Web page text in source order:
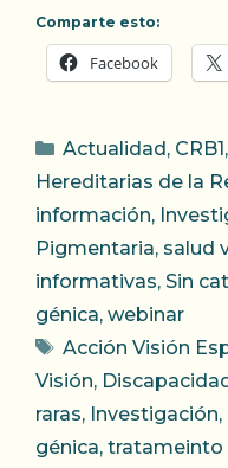
Comparte esto:
Facebook
Categorías
Actualidad , CRB1 ,
Hereditarias de la
información,
Pigmentaria, salud
informativas, Sin
génica, webinar
Etiquetas
Acción Visión
Visión,
raras, Investigación,
génica, tratameinto